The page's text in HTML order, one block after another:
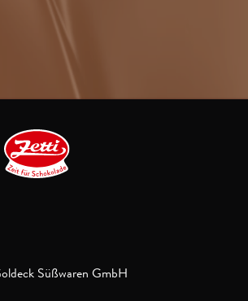
Süßwaren GmbH